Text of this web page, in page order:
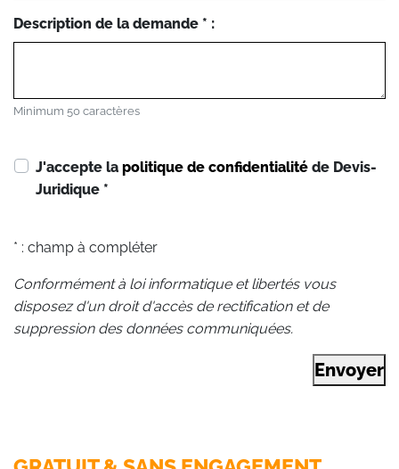
Description de la demande * :
Minimum 50 caractères
J'accepte la politique de confidentialité de Devis-
Juridique *
* : champ à compléter
Conformément à loi informatique et libertés vous
disposez d'un droit d'accès de rectification et de
suppression des données communiquées.
Envoyer